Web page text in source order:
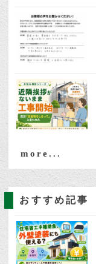
more...
おすすめ記事